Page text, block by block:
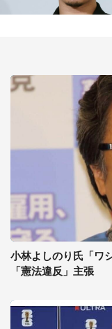
小林よしのり氏「ワ
「憲法違反」主張